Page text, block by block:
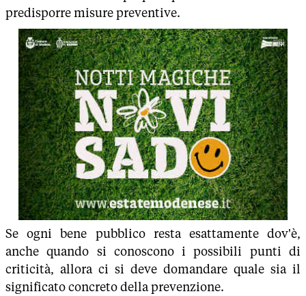
predisporre misure preventive.
Se ogni bene pubblico resta esattamente dov'è,
anche quando si conoscono i possibili punti di
criticità, allora ci si deve domandare quale sia il
significato concreto della prevenzione.